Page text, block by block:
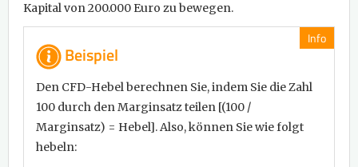
Kapital von 200.000 Euro zu bewegen.
Info
Beispiel
Den CFD-Hebel berechnen Sie, indem Sie die Zahl
100 durch den Marginsatz teilen [(100 /
Marginsatz) = Hebel]. Also, können Sie wie folgt
hebeln: